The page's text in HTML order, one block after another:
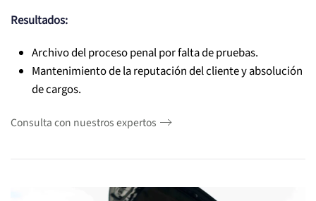
Resultados:
Archivo del proceso penal por falta de pruebas.
Mantenimiento de la reputación del cliente y absolución
de cargos.
Consulta con nuestros expertos